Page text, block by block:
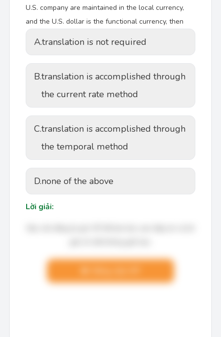
U.S. company are maintained in the local currency,
and the U.S. dollar is the functional currency, then
A.translation is not required
B.translation is accomplished through
the current rate method
C.translation is accomplished through
the temporal method
D.none of the above
Lời giải: